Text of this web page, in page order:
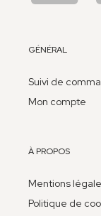
GÉNÉRAL
Suivi de
Mon compte
À PROPOS
Mentions
Politique de